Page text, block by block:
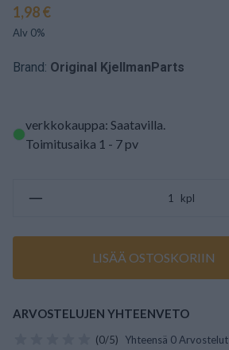
1,98 €
Alv 0%
Brand: Original KjellmanParts
verkkokauppa: Saatavilla.
Toimitusaika 1 - 7 pv
kpl
LISÄÄ OSTOSKORIIN
ARVOSTELUJEN YHTEENVETO
(0/5) Yhteensä 0 Arvostelut